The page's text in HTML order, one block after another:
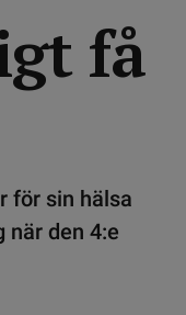
få
för sin hälsa
när den 4:e